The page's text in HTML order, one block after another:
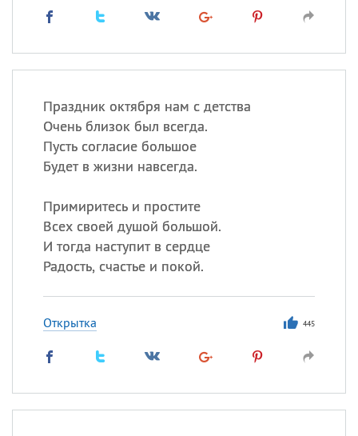
Праздник октября нам с детства
Очень близок был всегда.
Пусть согласие большое
Будет в жизни навсегда.
Примиритесь и простите
Всех своей душой большой.
И тогда наступит в сердце
Радость, счастье и покой.
Открытка 445